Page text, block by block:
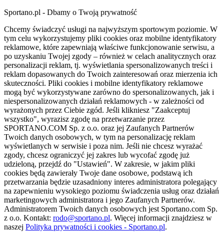
Sportano.pl - Dbamy o Twoją prywatność
Chcemy świadczyć usługi na najwyższym sportowym poziomie. W
tym celu wykorzystujemy pliki cookies oraz mobilne identyfikatory
reklamowe, które zapewniają właściwe funkcjonowanie serwisu, a
po uzyskaniu Twojej zgody – również w celach analitycznych oraz
personalizacji reklam, tj. wyświetlania spersonalizowanych treści i
reklam dopasowanych do Twoich zainteresowań oraz mierzenia ich
skuteczności. Pliki cookies i mobilne identyfikatory reklamowe
mogą być wykorzystywane zarówno do spersonalizowanych, jak i
niespersonalizowanych działań reklamowych - w zależności od
wyrażonych przez Ciebie zgód. Jeśli klikniesz "Zaakceptuj
wszystko", wyrazisz zgodę na przetwarzanie przez
SPORTANO.COM Sp. z o.o. oraz jej Zaufanych Partnerów
Twoich danych osobowych, w tym na personalizację reklam
wyświetlanych w serwisie i poza nim. Jeśli nie chcesz wyrażać
zgody, chcesz ograniczyć jej zakres lub wycofać zgodę już
udzieloną, przejdź do "Ustawień". W zakresie, w jakim pliki
cookies będą zawierały Twoje dane osobowe, podstawą ich
przetwarzania będzie uzasadniony interes administratora polegający
na zapewnieniu wysokiego poziomu świadczenia usług oraz działań
marketingowych administratora i jego Zaufanych Partnerów.
Administratorem Twoich danych osobowych jest Sportano.com Sp.
z o.o. Kontakt: rodo@sportano.pl. Więcej informacji znajdziesz w
naszej Polityka prywatności i cookies - Sportano.pl.